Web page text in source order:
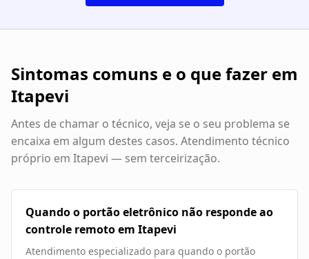
Sintomas comuns e o que fazer em
Itapevi
Antes de chamar o técnico, veja se o seu problema se
encaixa em algum destes casos. Atendimento técnico
próprio em Itapevi — sem terceirização.
Quando o portão eletrônico não responde ao
controle remoto em Itapevi
Atendimento especializado para quando o portão